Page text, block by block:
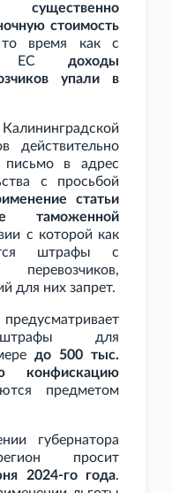
существенно
стоимость
время как с
ЕС доходы
упали в
действительно
в адрес
с просьбой
статьи
таможенной
с которой как
штрафы с
для них запрет.
штрафы для
до 500 тыс.
конфискацию
предметом
губернатора
просит
2024-го года.